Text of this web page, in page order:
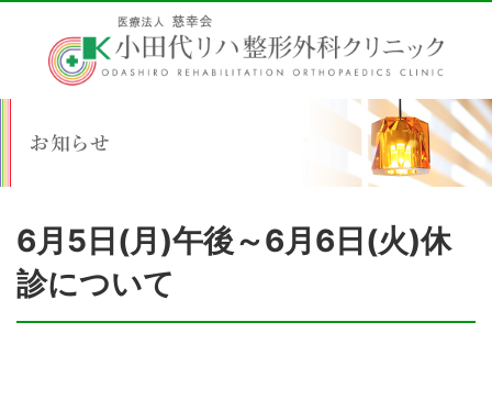
6月5日(月)午後～6月6日(火)休
診について